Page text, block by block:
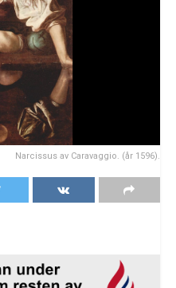
Narcissus av Caravaggio. (år 1596).